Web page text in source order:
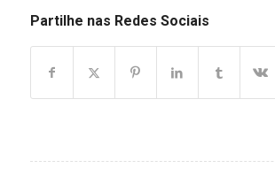
Partilhe nas Redes Sociais